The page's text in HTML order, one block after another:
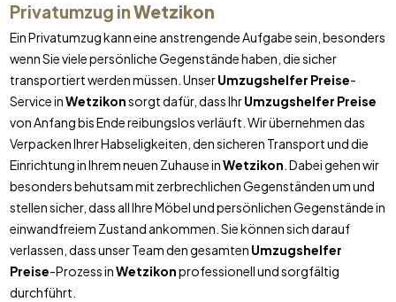
Privatumzug inWetzikon
Ein Privatumzug kann eine anstrengende Aufgabe sein, besonders
wenn Sie viele persönliche Gegenstände haben, die sicher
transportiert werden müssen. UnserUmzugshelfer Preise-
Service inWetzikonsorgt dafür, dass IhrUmzugshelfer Preise
von Anfang bis Ende reibungslos verläuft. Wir übernehmen das
Verpacken Ihrer Habseligkeiten, den sicheren Transport und die
Einrichtung in Ihrem neuen Zuhause inWetzikon . Dabei gehen wir
besonders behutsam mit zerbrechlichen Gegenständen um und
stellen sicher, dass all Ihre Möbel und persönlichen Gegenstände in
einwandfreiem Zustand ankommen. Sie können sich darauf
verlassen, dass unser Team den gesamten Umzugshelfer
Preise-Prozess inWetzikonprofessionell und sorgfältig
durchführt.